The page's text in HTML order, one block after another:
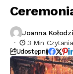
Joanna
3 Min Czytania
Udostępnij